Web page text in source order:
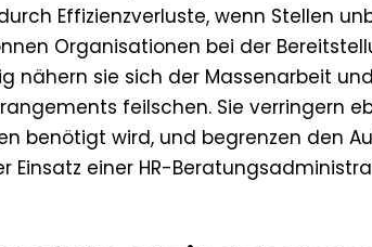
Effizienzverluste, wenn Stellen
Organisationen bei der
nähern sie sich der Massenarbeit
feilschen. Sie verringern
benötigt wird, und begrenzen den
Einsatz einer HR-